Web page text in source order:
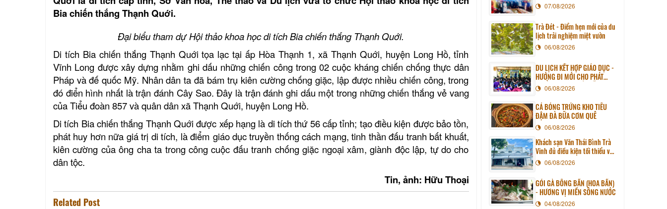
Bia chiến thắng Thạnh Quới.
Đại biểu tham dự Hội thảo khoa học di tích Bia chiến thắng Thạnh Quới.
Di tích Bia chiến thắng Thạnh Quới tọa lạc tại ấp Hòa Thạnh 1, xã Thạnh Quới, huyện Long Hồ, tỉnh
Vĩnh Long được xây dựng nhằm ghi dấu những chiến công trong 02 cuộc kháng chiến chống thực dân
Pháp và đế quốc Mỹ. Nhân dân ta đã bám trụ kiên cường chống giặc, lập được nhiều chiến công, trong
đó điển hình nhất là trận đánh Cây Sao. Đây là trận đánh ghi dấu một trong những chiến thắng vẻ vang
của Tiểu đoàn 857 và quân dân xã Thạnh Quới, huyện Long Hồ.
Di tích Bia chiến thắng Thạnh Quới được xếp hạng là di tích thứ 56 cấp tỉnh; tạo điều kiện được bảo tồn,
phát huy hơn nữa giá trị di tích, là điểm giáo dục truyền thống cách mạng, tinh thần đấu tranh bất khuất,
kiên cường của ông cha ta trong công cuộc đấu tranh chống giặc ngoại xâm, giành độc lập, tự do cho
dân tộc.
Tin, ảnh: Hữu Thoại
Related Post
du lịch qua chương trình làm
việc với đoàn công tác huyện
Sunchang (Hàn quốc)
07/08/2026
Trà Đét - Điểm hẹn mới của du
lịch trải nghiệm miệt vườn
06/08/2026
DU LỊCH KẾT HỢP GIÁO DỤC -
HƯỚNG ĐI MỚI CHO PHÁT
TRIỂN DU LỊCH BỀN VỮNG
06/08/2026
CÁ BÓNG TRỨNG KHO TIÊU
ĐẬM ĐÀ BỮA CƠM QUÊ
06/08/2026
Khách sạn Văn Thái Bình Trà
Vinh đủ điều kiện tối thiểu về
cơ sở vật chất kỹ thuật và
dịch vụ của cơ sở lưu trú du
lịch
06/08/2026
GỎI GÀ BÔNG BẦN (HOA BẦN)
- HƯƠNG VỊ MIỀN SÔNG NƯỚC
04/08/2026